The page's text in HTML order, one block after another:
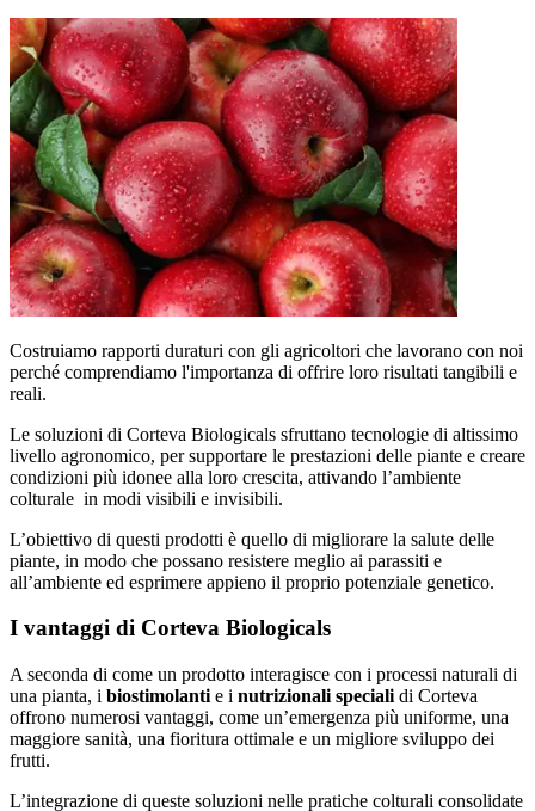
Costruiamo rapporti duraturi con gli agricoltori che lavorano con noi
perché comprendiamo l'importanza di offrire loro risultati tangibili e
reali.
Le soluzioni di Corteva Biologicals sfruttano tecnologie di altissimo
livello agronomico, per supportare le prestazioni delle piante e creare
condizioni più idonee alla loro crescita, attivando l’ambiente
colturale in modi visibili e invisibili.
L’obiettivo di questi prodotti è quello di migliorare la salute delle
piante, in modo che possano resistere meglio ai parassiti e
all’ambiente ed esprimere appieno il proprio potenziale genetico.
I vantaggi di Corteva Biologicals
A seconda di come un prodotto interagisce con i processi naturali di
una pianta, i biostimolanti e i nutrizionali speciali di Corteva
offrono numerosi vantaggi, come un’emergenza più uniforme, una
maggiore sanità, una fioritura ottimale e un migliore sviluppo dei
frutti.
L’integrazione di queste soluzioni nelle pratiche colturali consolidate